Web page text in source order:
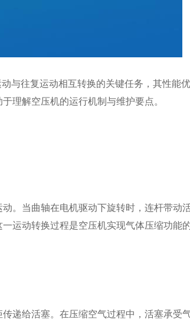
与往复运动相互转换的关键任务，其性能
理解空压机的运行机制与维护要点。
。当曲轴在电机驱动下旋转时，连杆带动
运动转换过程是空压机实现气体压缩功能
递给活塞。在压缩空气过程中，活塞承受